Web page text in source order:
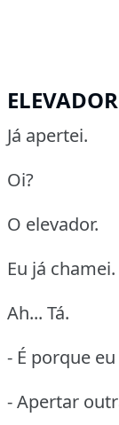
ELEVADOR
Já apertei.
Oi?
O elevador.
Eu já chamei.
Ah... Tá.
- É porque
- Apertar